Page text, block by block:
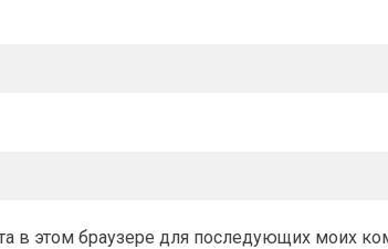
в этом браузере для последующих моих